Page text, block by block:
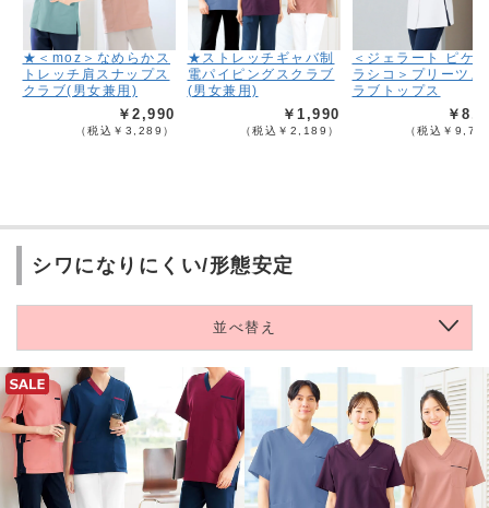
★＜moz＞なめらかス
トレッチ肩スナップス
クラブ(男女兼用)
￥2,990
（税込￥3,289）
★ストレッチギャバ制
電パイピングスクラブ
(男女兼用)
￥1,990
（税込￥2,189）
＜ジェラート ピケ
ラシコ＞プリーツス
ラブトップス
￥
（税込￥
シワになりにくい/形態安定
並べ替え